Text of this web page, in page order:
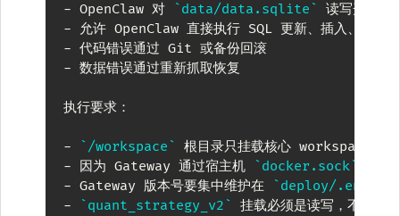
- OpenClaw 对 `data/data.sqlite`
-
-
- 数据错误通过重新抓取恢复
执行要求：
- `/workspace`
根目录只挂载核心 workspace 目
- 因为 Gateway 通过宿主机 `docker.sock`
- Gateway 版本号要集中维护在 `deploy/.env`
-
`quant_strategy_v2`